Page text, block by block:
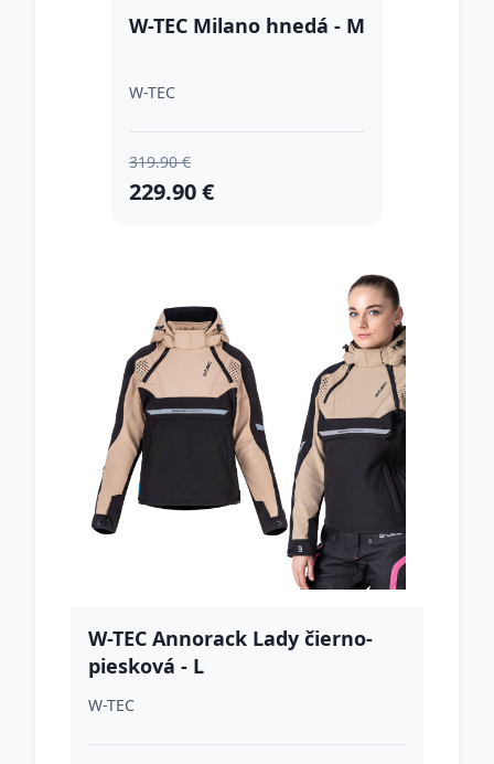
W-TEC Milano hnedá - M
W-TEC
319.90 €
229.90 €
W-TEC Annorack Lady čierno-
piesková - L
W-TEC